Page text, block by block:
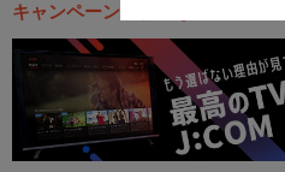
キャンペーン・お得な情報